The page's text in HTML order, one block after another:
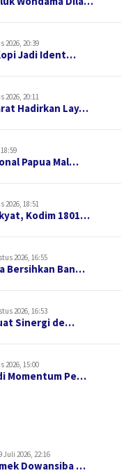
2026, 20:39
Jadi Ident…
2026, 20:11
Hadirkan Lay…
Papua Mal…
2026, 18:51
Kodim 1801…
2026, 16:55
Bersihkan Ban…
2026, 16:53
Sinergi de…
2026, 15:00
Momentum Pe…
Juli 2026, 22:16
Dowansiba …